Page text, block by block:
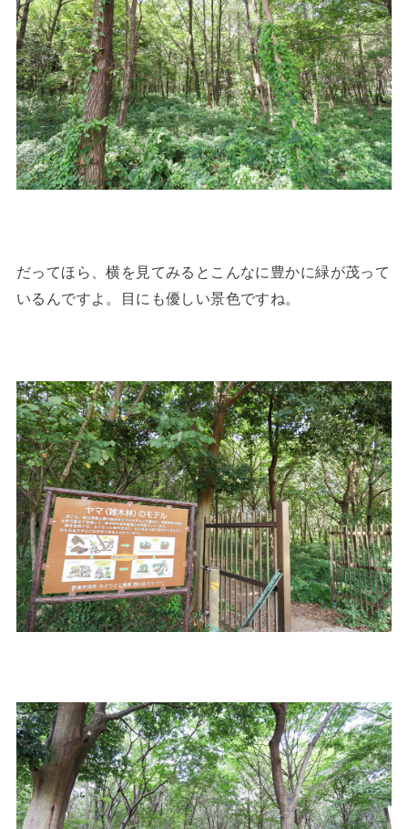
だってほら、横を見てみるとこんなに豊かに緑が茂って
いるんですよ。目にも優しい景色ですね。